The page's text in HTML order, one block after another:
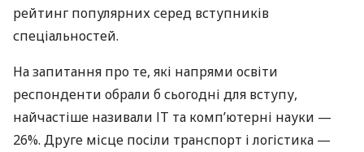
рейтинг популярних серед вступників
спеціальностей.
На запитання про те, які напрями освіти
респонденти обрали б сьогодні для вступу,
найчастіше називали ІТ та комп’ютерні науки —
26%. Друге місце посіли транспорт і логістика —